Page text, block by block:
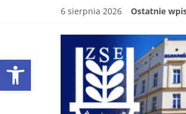
Open toolbar
6 sierpnia 2026 Ostatnie
Strona